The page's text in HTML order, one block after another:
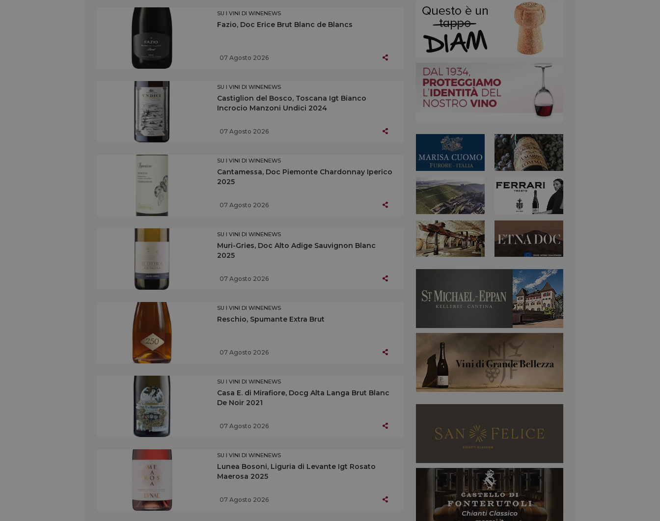
SU I VINI DI WINENEWS
Fazio, Doc Erice Brut Blanc de Blancs
07 Agosto 2026
SU I VINI DI WINENEWS
Castiglion del Bosco, Toscana Igt Bianco
Incrocio Manzoni Undici 2024
07 Agosto 2026
SU I VINI DI WINENEWS
Cantamessa, Doc Piemonte Chardonnay Iperico
2025
07 Agosto 2026
SU I VINI DI WINENEWS
Muri-Gries, Doc Alto Adige Sauvignon Blanc
2025
07 Agosto 2026
SU I VINI DI WINENEWS
Reschio, Spumante Extra Brut
07 Agosto 2026
SU I VINI DI WINENEWS
Casa E. di Mirafiore, Docg Alta Langa Brut Blanc
De Noir 2021
07 Agosto 2026
SU I VINI DI WINENEWS
Lunea Bosoni, Liguria di Levante Igt Rosato
Maerosa 2025
07 Agosto 2026